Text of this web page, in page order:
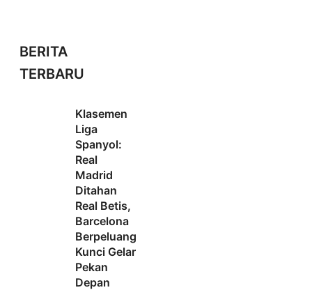
BERITA
TERBARU
Klasemen
Liga
Spanyol:
Real
Madrid
Ditahan
Real Betis,
Barcelona
Berpeluang
Kunci Gelar
Pekan
Depan